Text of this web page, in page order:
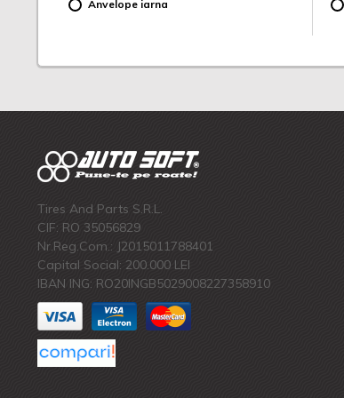
Anvelope iarna
Tires And Parts S.R.L.
CIF: RO 35056829
Nr.Reg.Com.: J2015011788401
Capital Social: 200.000 LEI
IBAN ING: RO20INGB5029008227358910